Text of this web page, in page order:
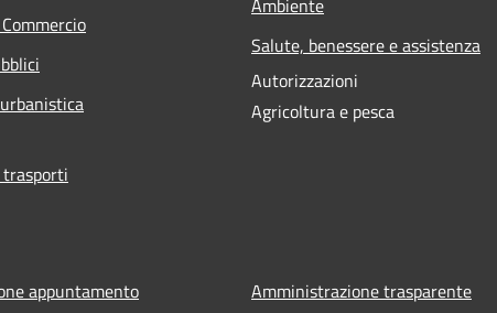
Salute, benessere e assistenza
Autorizzazioni
Agricoltura e pesca
appuntamento Amministrazione trasparente